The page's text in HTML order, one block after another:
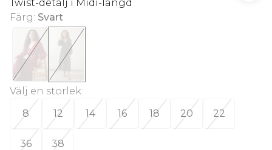
Twist-detalj i Midi-längd
Färg: Svart
Välj en storlek:
8
12 14 16 18 20 22
36 38